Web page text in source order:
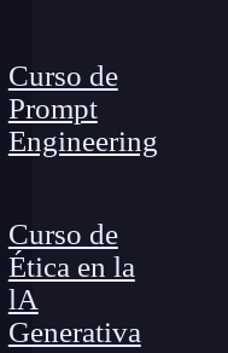
Curso de
Prompt
Engineering
Curso de
Ética en la
lA
Generativa